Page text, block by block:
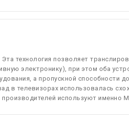
технология позволяет
электронику), при этом оба
а пропускной способности
в телевизорах использовалась
используют именно